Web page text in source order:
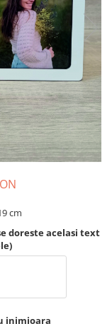
cm
doreste acelasi text
inimioara